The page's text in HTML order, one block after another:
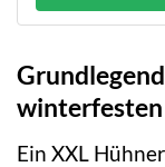
Ein XXL